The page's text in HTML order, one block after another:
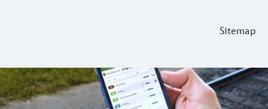
Sitemap
Live Map
Verfolgen Sie die S-Bahnen in unserem Netz in Echtzeit –